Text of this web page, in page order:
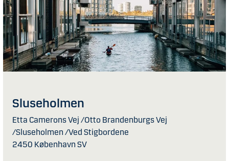
Sluseholmen
Etta Camerons Vej /Otto Brandenburgs Vej
/Sluseholmen /Ved Stigbordene
2450 København SV